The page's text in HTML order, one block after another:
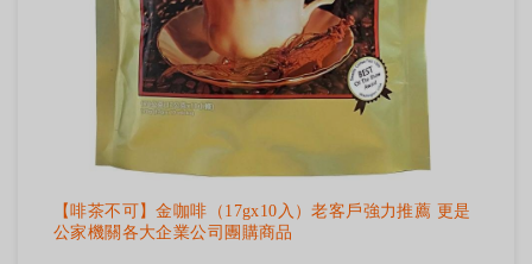
【啡茶不可】金咖啡（17gx10入）老客戶強力推薦 更是
公家機關各大企業公司團購商品